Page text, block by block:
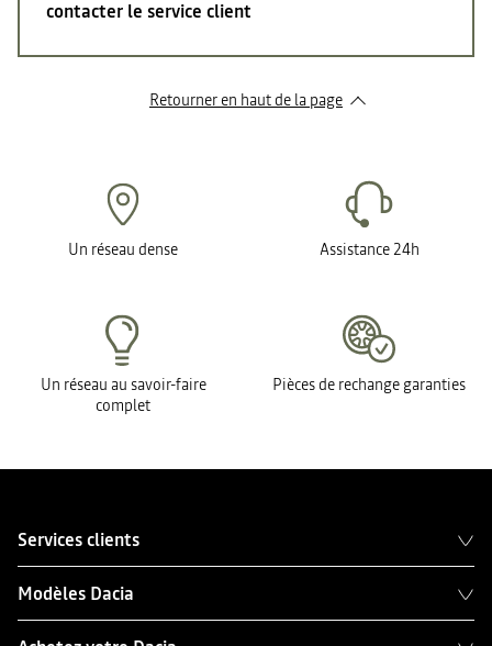
contacter le service client
Retourner en haut de la page
Un réseau dense Assistance 24h
Un réseau au savoir-faire
complet
Pièces de rechange garanties
Services clients
Modèles Dacia